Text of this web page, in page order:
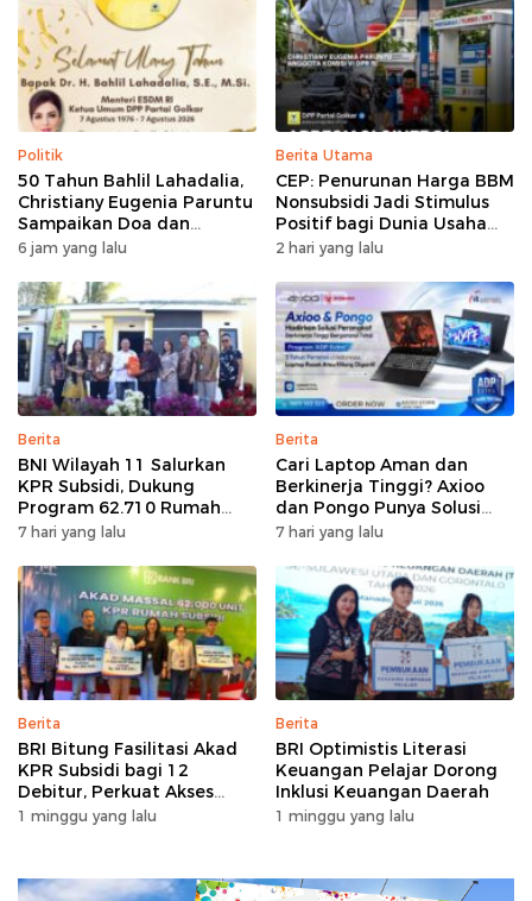
Politik
50 Tahun Bahlil Lahadalia,
Christiany Eugenia Paruntu
Sampaikan Doa dan
Harapan
6 jam yang lalu
Berita Utama
CEP: Penurunan Harga BBM
Nonsubsidi Jadi Stimulus
Positif bagi Dunia Usaha
dan Pertumbuhan Ekonomi
2 hari yang lalu
Berita
BNI Wilayah 11 Salurkan
KPR Subsidi, Dukung
Program 62.710 Rumah
Bersubsidi
7 hari yang lalu
Berita
Cari Laptop Aman dan
Berkinerja Tinggi? Axioo
dan Pongo Punya Solusi
dengan Garansi Ekstra
7 hari yang lalu
Berita
BRI Bitung Fasilitasi Akad
KPR Subsidi bagi 12
Debitur, Perkuat Akses
Hunian Masyarakat
1 minggu yang lalu
Berita
BRI Optimistis Literasi
Keuangan Pelajar Dorong
Inklusi Keuangan Daerah
1 minggu yang lalu